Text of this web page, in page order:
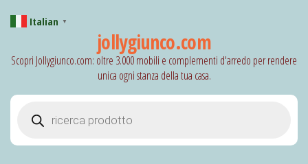
jollygiunco.com
Scopri Jollygiunco.com: oltre 3.000 mobili e complementi d'arredo per rendere
unica ogni stanza della tua casa.
Italian ▼